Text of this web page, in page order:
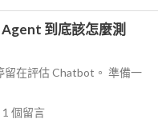
到底該怎麼測
在評估 Chatbot。 準備一
1 個留言